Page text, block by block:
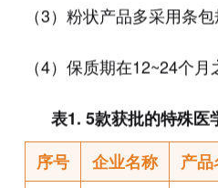
（3）粉状产品多采用条
（4）保质期在12~24个月
表1. 5款获批的特殊医
序号
企业名称 产